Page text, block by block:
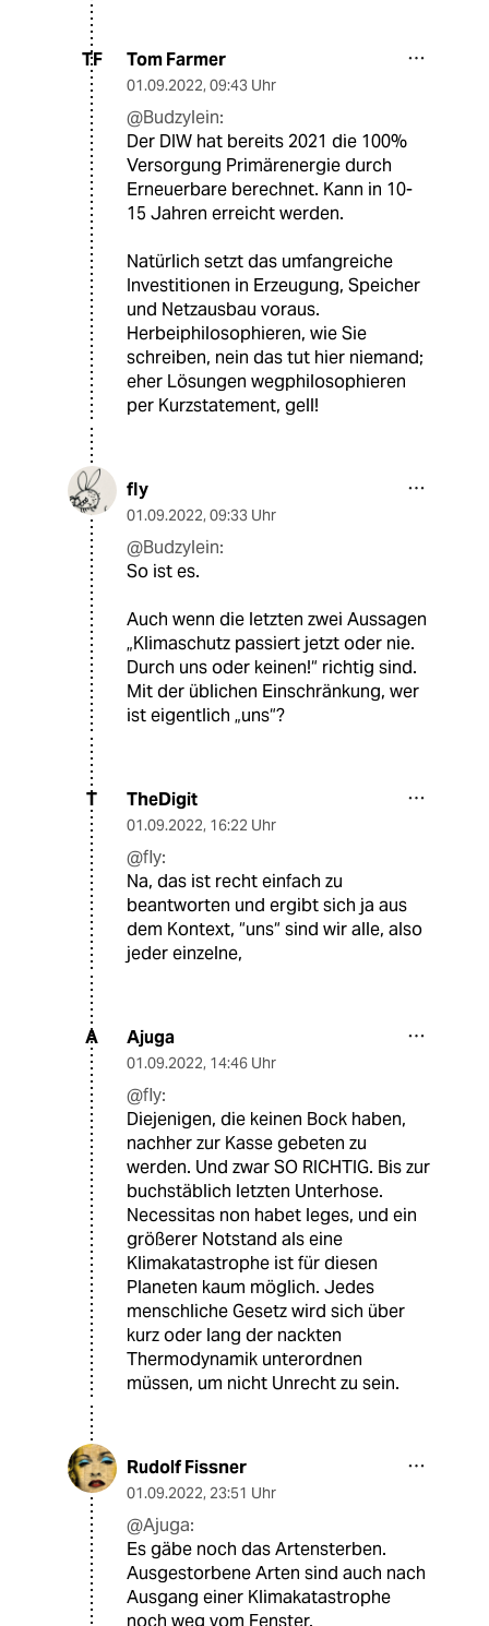
TF Tom Farmer
01.09.2022, 09:43 Uhr
@Budzylein:
Der DIW hat bereits 2021 die 100%
Versorgung Primärenergie durch
Erneuerbare berechnet. Kann in 10-
15 Jahren erreicht werden.
Natürlich setzt das umfangreiche
Investitionen in Erzeugung, Speicher
und Netzausbau voraus.
Herbeiphilosophieren, wie Sie
schreiben, nein das tut hier niemand;
eher Lösungen wegphilosophieren
per Kurzstatement, gell!
fly
01.09.2022, 09:33 Uhr
@Budzylein:
So ist es.
Auch wenn die letzten zwei Aussagen
„Klimaschutz passiert jetzt oder nie.
Durch uns oder keinen!“ richtig sind.
Mit der üblichen Einschränkung, wer
ist eigentlich „uns“?
T TheDigit
01.09.2022, 16:22 Uhr
@fly:
Na, das ist recht einfach zu
beantworten und ergibt sich ja aus
dem Kontext, “uns“ sind wir alle, also
jeder einzelne,
A Ajuga
01.09.2022, 14:46 Uhr
@fly:
Diejenigen, die keinen Bock haben,
nachher zur Kasse gebeten zu
werden. Und zwar SO RICHTIG. Bis zur
buchstäblich letzten Unterhose.
Necessitas non habet leges, und ein
größerer Notstand als eine
Klimakatastrophe ist für diesen
Planeten kaum möglich. Jedes
menschliche Gesetz wird sich über
kurz oder lang der nackten
Thermodynamik unterordnen
müssen, um nicht Unrecht zu sein.
Rudolf Fissner
01.09.2022, 23:51 Uhr
@Ajuga:
Es gäbe noch das Artensterben.
Ausgestorbene Arten sind auch nach
Ausgang einer Klimakatastrophe
noch weg vom Fenster.